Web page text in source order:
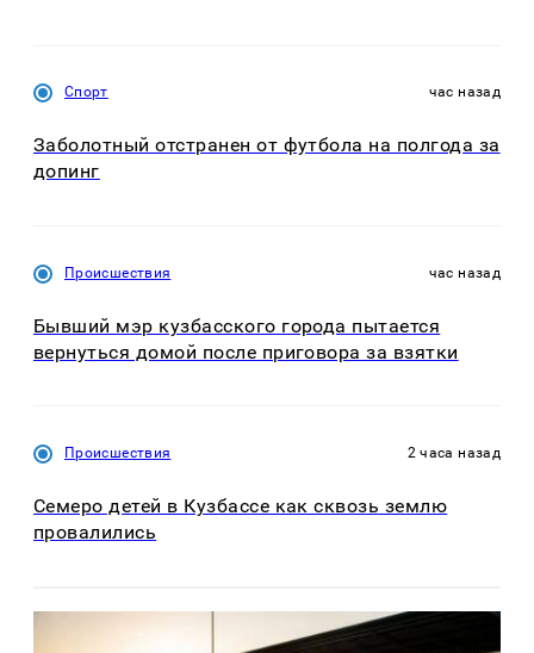
Спорт час назад
Заболотный отстранен от футбола на полгода за
допинг
Происшествия час назад
Бывший мэр кузбасского города пытается
вернуться домой после приговора за взятки
Происшествия 2 часа назад
Семеро детей в Кузбассе как сквозь землю
провалились